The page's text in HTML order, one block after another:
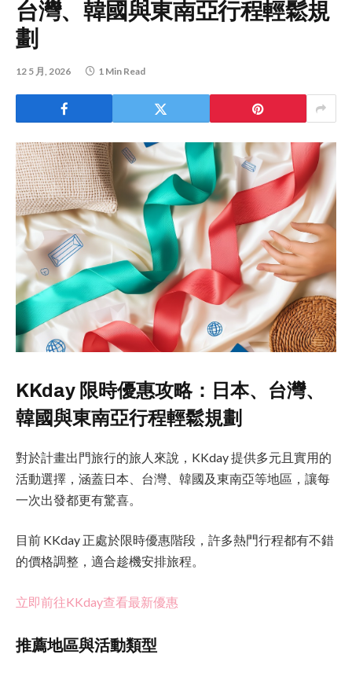
台灣、韓國與東南亞行程輕鬆規
劃
12 5 月, 2026 1 Min Read
KKday 限時優惠攻略：日本、台灣、
韓國與東南亞行程輕鬆規劃
對於計畫出門旅行的旅人來說，KKday 提供多元且實用的
活動選擇，涵蓋日本、台灣、韓國及東南亞等地區，讓每
一次出發都更有驚喜。
目前 KKday 正處於限時優惠階段，許多熱門行程都有不錯
的價格調整，適合趁機安排旅程。
立即前往KKday查看最新優惠
推薦地區與活動類型